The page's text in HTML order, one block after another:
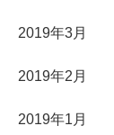
2019年3月
2019年2月
2019年1月